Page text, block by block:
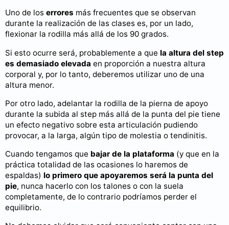
Uno de los errores más frecuentes que se observan
durante la realización de las clases es, por un lado,
flexionar la rodilla más allá de los 90 grados.
Si esto ocurre será, probablemente a que la altura del step
es demasiado elevada en proporción a nuestra altura
corporal y, por lo tanto, deberemos utilizar uno de una
altura menor.
Por otro lado, adelantar la rodilla de la pierna de apoyo
durante la subida al step más allá de la punta del pie tiene
un efecto negativo sobre esta articulación pudiendo
provocar, a la larga, algún tipo de molestia o tendinitis.
Cuando tengamos que bajar de la plataforma (y que en la
práctica totalidad de las ocasiones lo haremos de
espaldas) lo primero que apoyaremos será la punta del
pie, nunca hacerlo con los talones o con la suela
completamente, de lo contrario podríamos perder el
equilibrio.